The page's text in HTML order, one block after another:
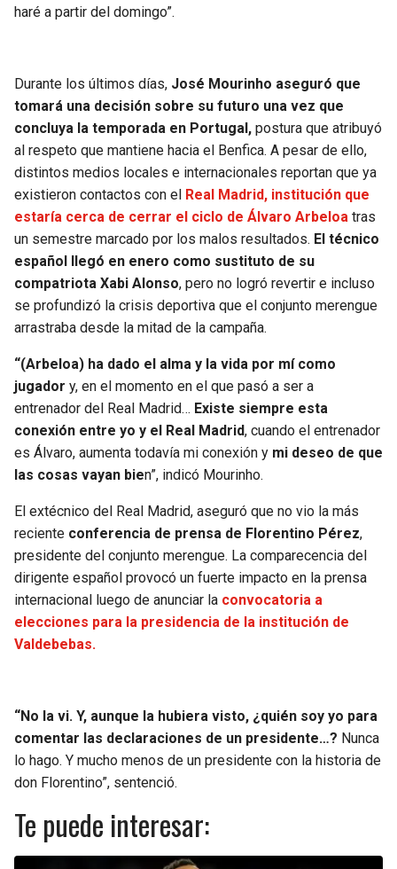
haré a partir del domingo”.
Durante los últimos días, José Mourinho aseguró que
tomará una decisión sobre su futuro una vez que
concluya la temporada en Portugal, postura que atribuyó
al respeto que mantiene hacia el Benfica. A pesar de ello,
distintos medios locales e internacionales reportan que ya
existieron contactos con el Real Madrid, institución que
estaría cerca de cerrar el ciclo de Álvaro Arbeloa tras
un semestre marcado por los malos resultados. El técnico
español llegó en enero como sustituto de su
compatriota Xabi Alonso, pero no logró revertir e incluso
se profundizó la crisis deportiva que el conjunto merengue
arrastraba desde la mitad de la campaña.
“(Arbeloa) ha dado el alma y la vida por mí como
jugador y, en el momento en el que pasó a ser a
entrenador del Real Madrid… Existe siempre esta
conexión entre yo y el Real Madrid, cuando el entrenador
es Álvaro, aumenta todavía mi conexión y mi deseo de que
las cosas vayan bien”, indicó Mourinho.
El extécnico del Real Madrid, aseguró que no vio la más
reciente conferencia de prensa de Florentino Pérez,
presidente del conjunto merengue. La comparecencia del
dirigente español provocó un fuerte impacto en la prensa
internacional luego de anunciar la convocatoria a
elecciones para la presidencia de la institución de
Valdebebas.
“No la vi. Y, aunque la hubiera visto, ¿quién soy yo para
comentar las declaraciones de un presidente…? Nunca
lo hago. Y mucho menos de un presidente con la historia de
don Florentino”, sentenció.
Te puede interesar: